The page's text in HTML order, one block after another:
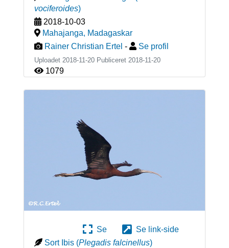
vociferoides)
2018-10-03
Mahajanga, Madagaskar
Rainer Christian Ertel - Se profil
Uploadet 2018-11-20 Publiceret 2018-11-20
1079
Se
Se link-side
Sort Ibis (Plegadis falcinellus)